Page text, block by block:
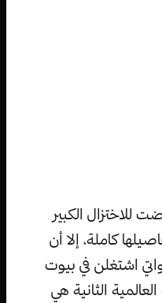
للاختزال الكبير
كاملة، إلا أن
اشتغلن في بيوت
الثانية هي